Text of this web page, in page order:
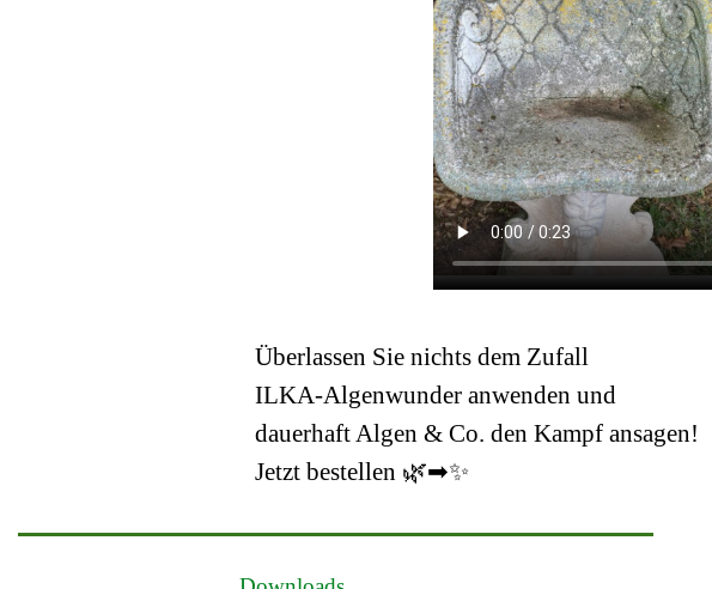
Überlassen Sie nichts dem Zufall
ILKA-Algenwunder anwenden und
dauerhaft Algen & Co. den Kampf ansagen!
Jetzt bestellen 🌿➡✨